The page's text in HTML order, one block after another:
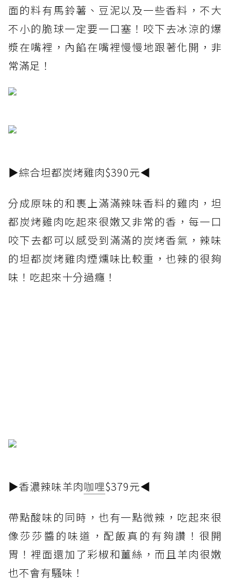
面的料有馬鈴薯、豆泥以及一些香料，不大
不小的脆球一定要一口塞！咬下去冰涼的爆
漿在嘴裡，內餡在嘴裡慢慢地跟著化開，非
常滿足！
▶綜合坦都炭烤雞肉$390元◀
分成原味的和裹上滿滿辣味香料的雞肉，坦
都炭烤雞肉吃起來很嫩又非常的香，每一口
咬下去都可以感受到滿滿的炭烤香氣，辣味
的坦都炭烤雞肉煙燻味比較重，也辣的很夠
味！吃起來十分過癮！
▶香濃辣味羊肉咖哩$379元◀
帶點酸味的同時，也有一點微辣，吃起來很
像莎莎醬的味道，配飯真的有夠讚！很開
胃！裡面還加了彩椒和薑絲，而且羊肉很嫩
也不會有騷味！